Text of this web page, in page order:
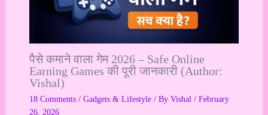
पैसे कमाने वाला गेम 2026 – Safe Online
Earning Games की पूरी जानकारी (Author:
Vishal)
18 Comments / Gadgets & Lifestyle/ By Vishal / February
26, 2026